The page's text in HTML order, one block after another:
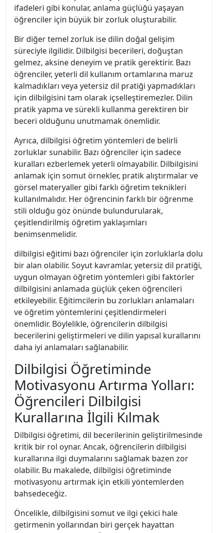
ifadeleri gibi konular, anlama güçlüğü yaşayan
öğrenciler için büyük bir zorluk oluşturabilir.
Bir diğer temel zorluk ise dilin doğal gelişim
süreciyle ilgilidir. Dilbilgisi becerileri, doğuştan
gelmez, aksine deneyim ve pratik gerektirir. Bazı
öğrenciler, yeterli dil kullanım ortamlarına maruz
kalmadıkları veya yetersiz dil pratiği yapmadıkları
için dilbilgisini tam olarak içselleştiremezler. Dilin
pratik yapma ve sürekli kullanma gerektiren bir
beceri olduğunu unutmamak önemlidir.
Ayrıca, dilbilgisi öğretim yöntemleri de belirli
zorluklar sunabilir. Bazı öğrenciler için sadece
kuralları ezberlemek yeterli olmayabilir. Dilbilgisini
anlamak için somut örnekler, pratik alıştırmalar ve
görsel materyaller gibi farklı öğretim teknikleri
kullanılmalıdır. Her öğrencinin farklı bir öğrenme
stili olduğu göz önünde bulundurularak,
çeşitlendirilmiş öğretim yaklaşımları
benimsenmelidir.
dilbilgisi eğitimi bazı öğrenciler için zorluklarla dolu
bir alan olabilir. Soyut kavramlar, yetersiz dil pratiği,
uygun olmayan öğretim yöntemleri gibi faktörler
dilbilgisini anlamada güçlük çeken öğrencileri
etkileyebilir. Eğitimcilerin bu zorlukları anlamaları
ve öğretim yöntemlerini çeşitlendirmeleri
önemlidir. Böylelikle, öğrencilerin dilbilgisi
becerilerini geliştirmeleri ve dilin yapısal kurallarını
daha iyi anlamaları sağlanabilir.
Dilbilgisi Öğretiminde
Motivasyonu Artırma Yolları:
Öğrencileri Dilbilgisi
Kurallarına İlgili Kılmak
Dilbilgisi öğretimi, dil becerilerinin geliştirilmesinde
kritik bir rol oynar. Ancak, öğrencilerin dilbilgisi
kurallarına ilgi duymalarını sağlamak bazen zor
olabilir. Bu makalede, dilbilgisi öğretiminde
motivasyonu artırmak için etkili yöntemlerden
bahsedeceğiz.
Öncelikle, dilbilgisini somut ve ilgi çekici hale
getirmenin yollarından biri gerçek hayattan